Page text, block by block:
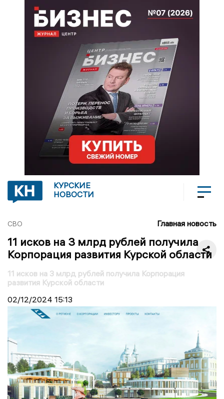
КУРСКИЕ
НОВОСТИ
СВО Главная новость
11 исков на 3 млрд рублей получила
Корпорация развития Курской области
11 исков на 3 млрд рублей получила Корпорация
развития Курской области
02/12/2024 15:13